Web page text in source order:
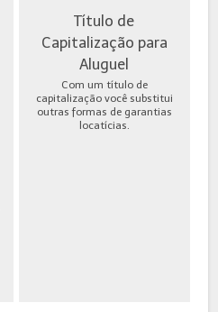
Título de
Capitalização para
Aluguel
Com um título de
capitalização você substitui
outras formas de garantias
locatícias.